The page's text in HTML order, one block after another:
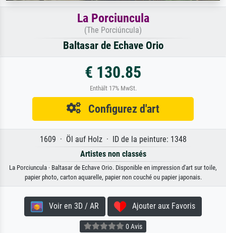
La Porciuncula
(The Porciúncula)
Baltasar de Echave Orio
€ 130.85
Enthält 17% MwSt.
Configurez d'art
1609 · Öl auf Holz · ID de la peinture: 1348
Artistes non classés
La Porciuncula · Baltasar de Echave Orio. Disponible en impression d'art sur toile,
papier photo, carton aquarelle, papier non couché ou papier japonais.
Voir en 3D / AR Ajouter aux Favoris
0 Avis